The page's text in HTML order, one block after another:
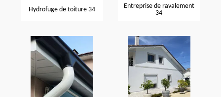
Hydrofuge de toiture 34
Entreprise de ravalement
34